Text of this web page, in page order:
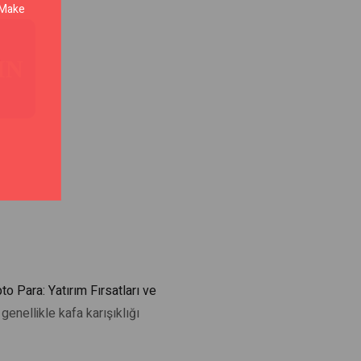
Para: Yatırım Fırsatları ve
kafa karışıklığı